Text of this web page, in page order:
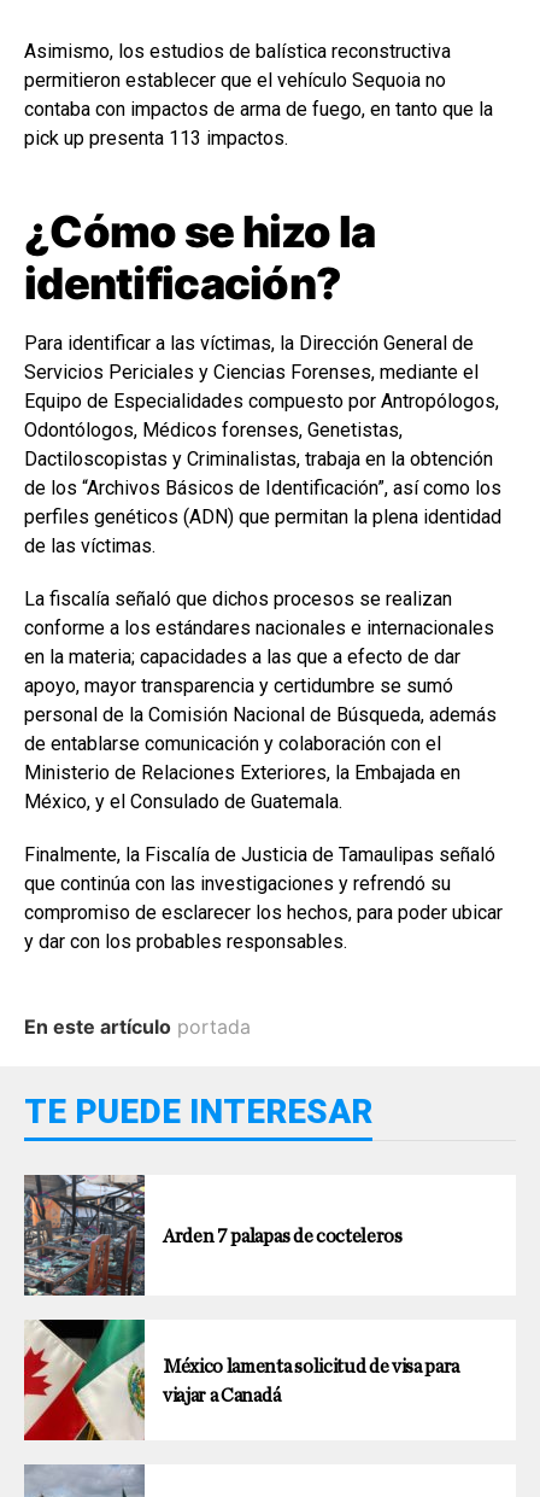
Asimismo, los estudios de balística reconstructiva
permitieron establecer que el vehículo Sequoia no
contaba con impactos de arma de fuego, en tanto que la
pick up presenta 113 impactos.
¿Cómo se hizo la
identificación?
Para identificar a las víctimas, la Dirección General de
Servicios Periciales y Ciencias Forenses, mediante el
Equipo de Especialidades compuesto por Antropólogos,
Odontólogos, Médicos forenses, Genetistas,
Dactiloscopistas y Criminalistas, trabaja en la obtención
de los “Archivos Básicos de Identificación”, así como los
perfiles genéticos (ADN) que permitan la plena identidad
de las víctimas.
La fiscalía señaló que dichos procesos se realizan
conforme a los estándares nacionales e internacionales
en la materia; capacidades a las que a efecto de dar
apoyo, mayor transparencia y certidumbre se sumó
personal de la Comisión Nacional de Búsqueda, además
de entablarse comunicación y colaboración con el
Ministerio de Relaciones Exteriores, la Embajada en
México, y el Consulado de Guatemala.
Finalmente, la Fiscalía de Justicia de Tamaulipas señaló
que continúa con las investigaciones y refrendó su
compromiso de esclarecer los hechos, para poder ubicar
y dar con los probables responsables.
En este artículo portada
TE PUEDE INTERESAR
Arden 7 palapas de cocteleros
México lamenta solicitud de visa para
viajar a Canadá